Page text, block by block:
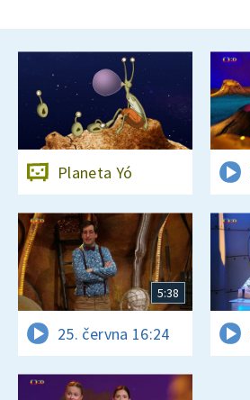
Planeta Yó
5:38
25. června 16:24